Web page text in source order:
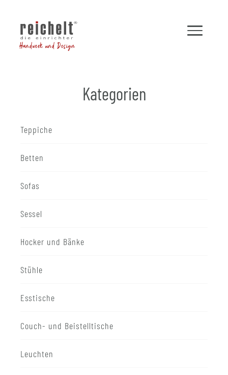
Handwerk und Design
Kategorien
Teppiche
Betten
Sofas
Sessel
Hocker und Bänke
Stühle
Esstische
Couch- und Beistelltische
Leuchten